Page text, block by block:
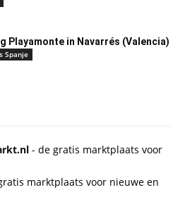
Playamonte in Navarrés (Valencia)
Spanje
- de gratis marktplaats voor
marktplaats voor nieuwe en